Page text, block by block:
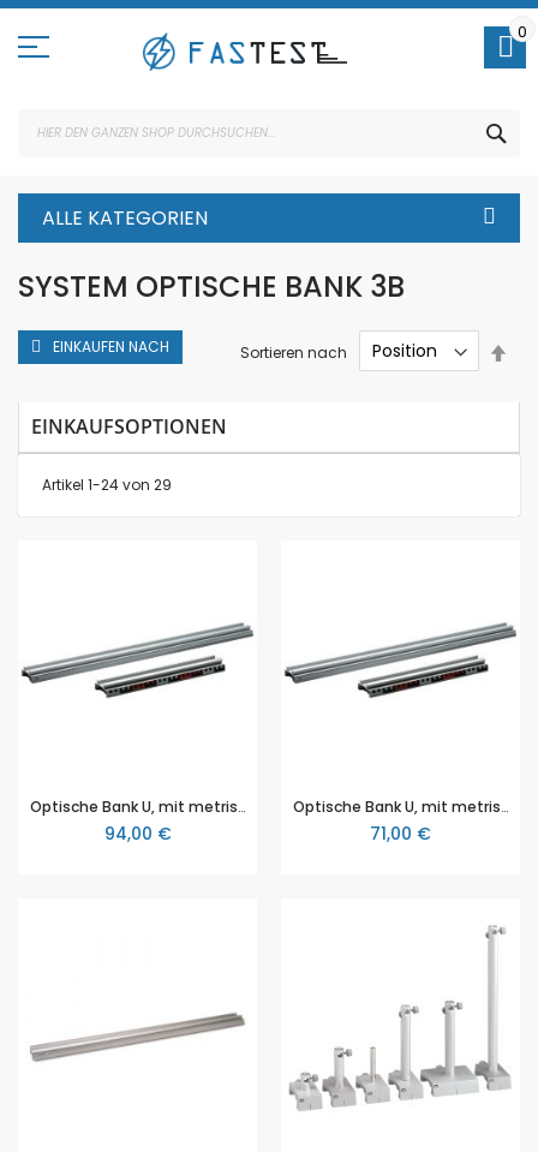
Direkt
Inhalt
0
ALLE KATEGORIEN
SYSTEM OPTISCHE BANK 3B
Artikel 1-24von 29
Sortieren nach
Optische Bank U, mit metrischen mm und cm Skalen, L = 1000 mm, 3B Scientific
94,00 €
Optische Bank U, mit metrischen mm und cm Skalen, L = 500 mm, 3B Scientific
71,00 €
EINKAUFEN NACH
EINKAUFSOPTIONEN